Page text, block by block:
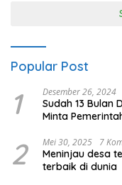
Popular Post
1 Desember 26, 2024
Sudah 13 Bulan
Minta
2 Mei 30, 2025 7
Meninjau desa
terbaik di dunia